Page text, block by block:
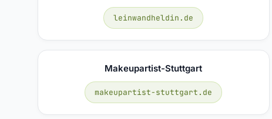
leinwandheldin.de
Makeupartist-Stuttgart
makeupartist-stuttgart.de